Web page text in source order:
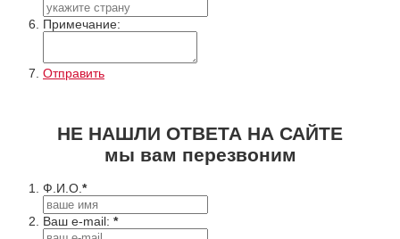
Примечание:
Отправить
НЕ НАШЛИ ОТВЕТА НА САЙТЕ
мы вам перезвоним
Ф.И.О.*
Ваш e-mail: *